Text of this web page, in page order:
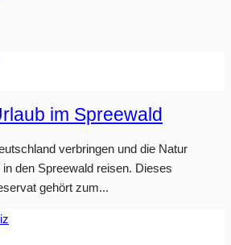
im Spreewald
verbringen und die Natur
den Spreewald reisen. Dieses
gehört zum...